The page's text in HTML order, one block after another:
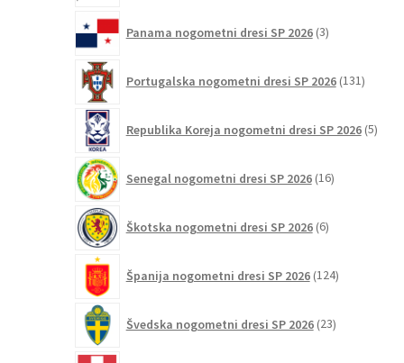
Panama nogometni dresi SP 2026 3izdelki
Portugalska nogometni dresi SP 2026 131
Republika Koreja nogometni dresi SP 2026 5
Senegal nogometni dresi SP 2026 16izdelkov
Škotska nogometni dresi SP 2026 6izdelkov
Španija nogometni dresi SP 2026 124izdelkov
Švedska nogometni dresi SP 2026 23izdelkov